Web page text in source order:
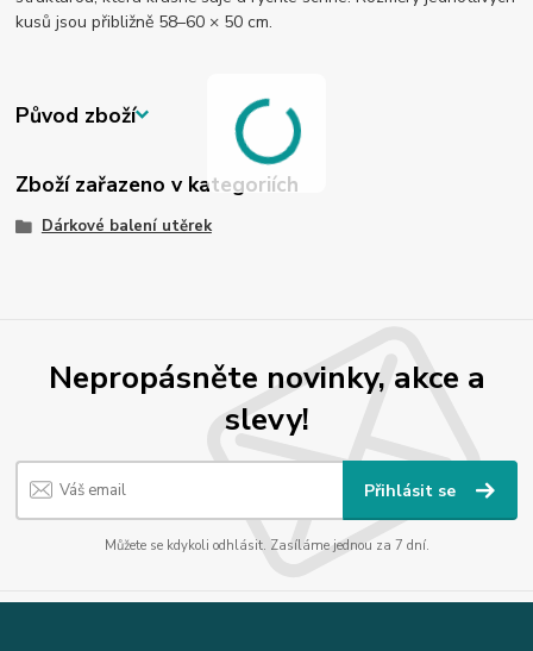
kusů jsou přibližně 58–60 × 50 cm.
Původ zboží
Zboží zařazeno v kategoriích
Dárkové balení utěrek
Nepropásněte novinky, akce a
slevy!
Přihlásit se
Můžete se kdykoli odhlásit. Zasíláme jednou za 7 dní.